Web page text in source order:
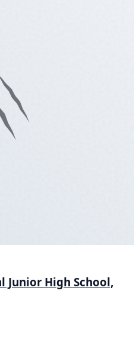
Junior High School,